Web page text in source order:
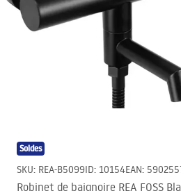
Soldes
SKU: REA-B5099ID: 10154EAN:
Robinet de baignoire REA FOSS